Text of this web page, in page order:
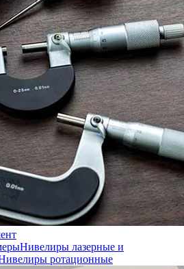
Нивелиры лазерные и
ротационные